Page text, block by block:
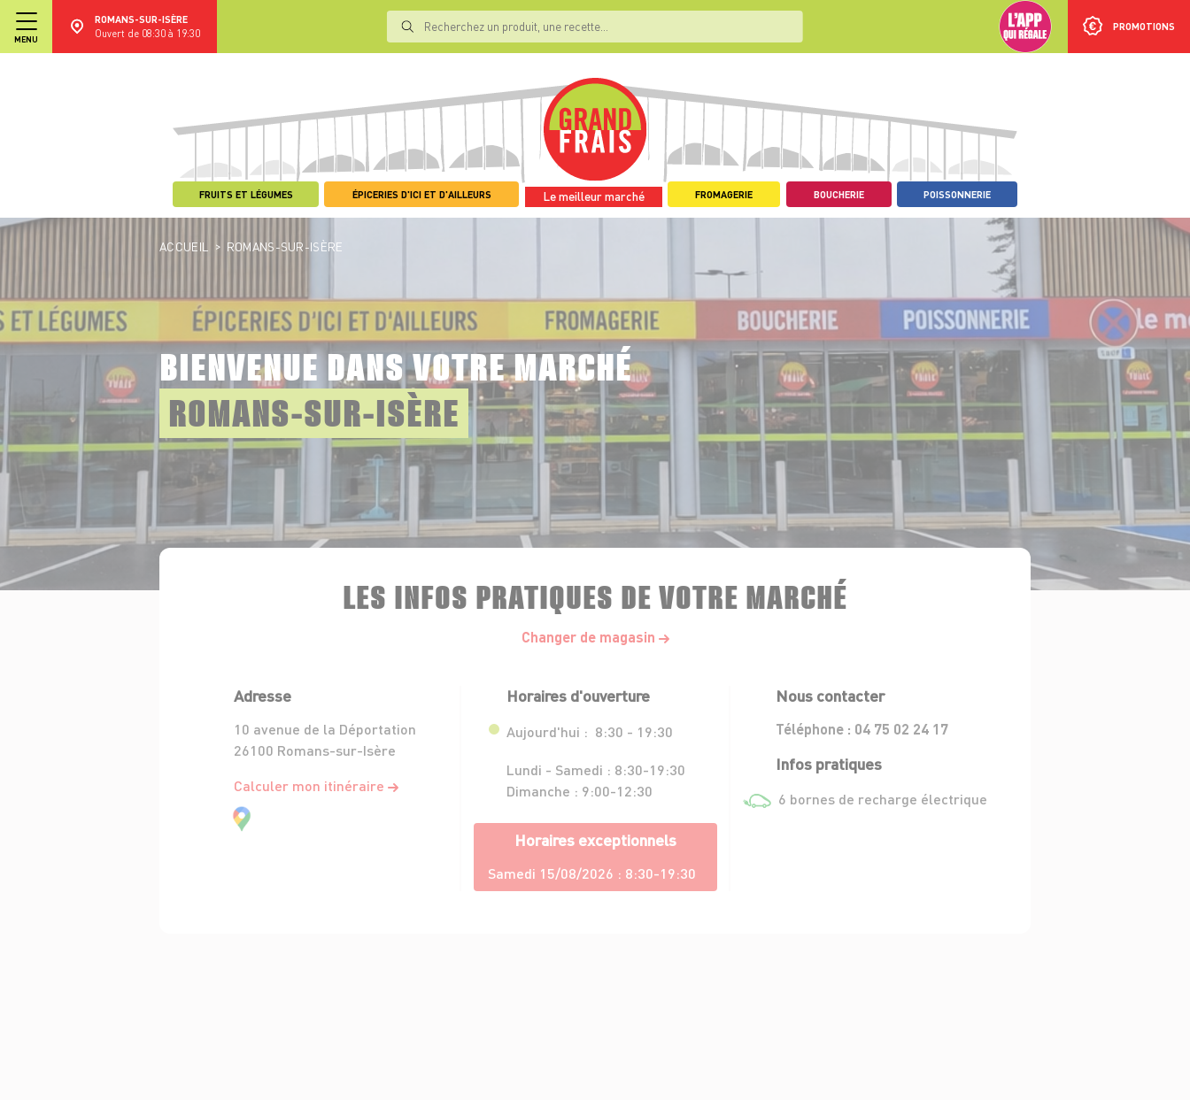
MENU
ROMANS-SUR-ISÈRE
Ouvert de 08:30 à 19:30
PROMOTIONS
FRUITS ET LÉGUMES ÉPICERIES D'ICI ET D'AILLEURS Le meilleur marché FROMAGERIE BOUCHERIE POISSONNERIE
ACCUEIL > ROMANS-SUR-ISÈRE
BIENVENUE DANS VOTRE MARCHÉ
ROMANS-SUR-ISÈRE
LES INFOS PRATIQUES DE VOTRE MARCHÉ
Changer de magasin
Adresse
10 avenue de la Déportation
26100 Romans-sur-Isère
Calculer mon itinéraire
Horaires d'ouverture
Aujourd'hui : 8:30 - 19:30
Lundi - Samedi : 8:30-19:30
Dimanche : 9:00-12:30
Horaires exceptionnels
Samedi 15/08/2026 : 8:30-19:30
Nous contacter
Téléphone : 04 75 02 24 17
Infos pratiques
6 bornes de recharge électrique